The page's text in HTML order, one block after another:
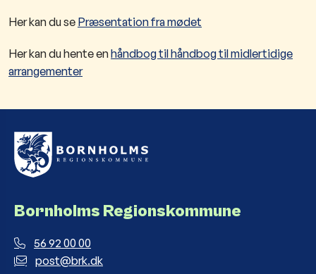
Her kan du se Præsentation fra mødet
Her kan du hente enhåndbog tilhåndbog til midlertidige
arrangementer
Bornholms Regionskommune
56 92 00 00
post@brk.dk